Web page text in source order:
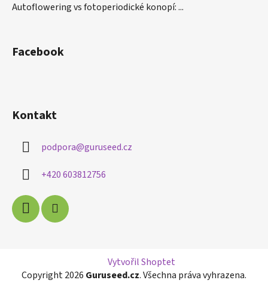
Autoflowering vs fotoperiodické konopí: ...
Facebook
Kontakt
podpora@guruseed.cz
+420 603812756
Vytvořil Shoptet
Copyright 2026 Guruseed.cz. Všechna práva vyhrazena.